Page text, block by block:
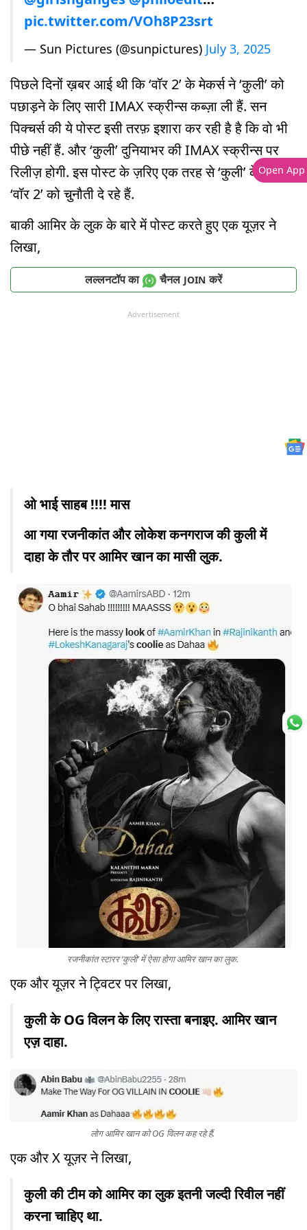
pic.twitter.com/VOh8P23srt
— Sun Pictures (@sunpictures) July 3, 2025
पिछले दिनों ख़बर आई थी कि ‘वॉर 2’ के मेकर्स ने ‘कुली’ को
पछाड़ने के लिए सारी IMAX स्क्रीन्स कब्ज़ा ली हैं. सन
पिक्चर्स की ये पोस्ट इसी तरफ़ इशारा कर रही है है कि वो भी
पीछे नहीं हैं. और ‘कुली’ दुनियाभर की IMAX स्क्रीन्स पर
रिलीज़ होगी. इस पोस्ट के ज़रिए एक तरह से ‘कुली’ के मेकर्स
‘वॉर 2’ को चुनौती दे रहे हैं.
बाकी आमिर के लुक के बारे में पोस्ट करते हुए एक यूज़र ने
लिखा,
लल्लनटॉप का चैनल JOIN करें
Advertisement
ओ भाई साहब !!!! मास
आ गया रजनीकांत और लोकेश कनगराज की कुली में
दाहा के तौर पर आमिर खान का मासी लुक.
रजनीकांत स्टारर ‘कुली’ में ऐसा होगा आमिर खान का लुक.
एक और यूज़र ने ट्विटर पर लिखा,
कुली के OG विलन के लिए रास्ता बनाइए. आमिर खान
एज़ दाहा.
लोग आमिर खान को OG विलन कह रहे हैं.
एक और X यूज़र ने लिखा,
कुली की टीम को आमिर का लुक इतनी जल्दी रिवील नहीं
करना चाहिए था.
Open App